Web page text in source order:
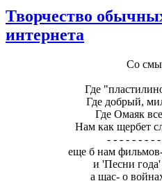
Творчество
интернета
Со
Где
Где добрый,
Где Омаяк
Нам как щербет
- - - - - - - -
еще б нам
и 'Песни
а щас- о